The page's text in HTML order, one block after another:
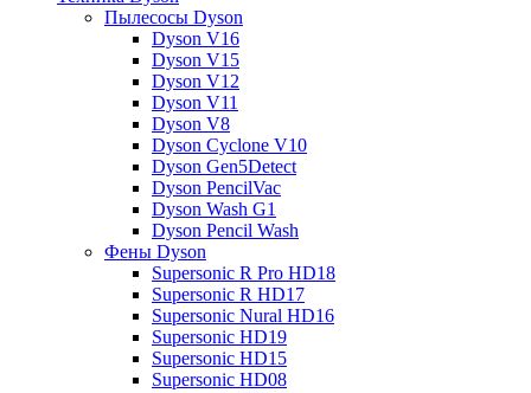
Пылесосы Dyson
Dyson V16
Dyson V15
Dyson V12
Dyson V11
Dyson V8
Dyson Cyclone V10
Dyson Gen5Detect
Dyson PencilVac
Dyson Wash G1
Dyson Pencil Wash
Фены Dyson
Supersonic R Pro HD18
Supersonic R HD17
Supersonic Nural HD16
Supersonic HD19
Supersonic HD15
Supersonic HD08